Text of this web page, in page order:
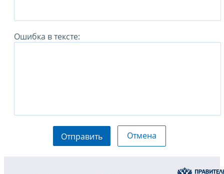
Ошибка в тексте:
Отправить Отмена